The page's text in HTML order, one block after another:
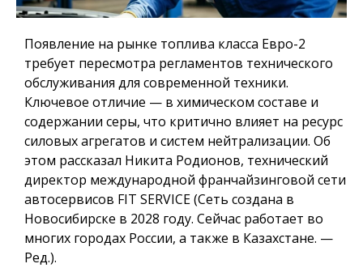
Появление на рынке топлива класса Евро-2
требует пересмотра регламентов технического
обслуживания для современной техники.
Ключевое отличие — в химическом составе и
содержании серы, что критично влияет на ресурс
силовых агрегатов и систем нейтрализации. Об
этом рассказал Никита Родионов, технический
директор международной франчайзинговой сети
автосервисов FIT SERVICE (Сеть создана в
Новосибирске в 2028 году. Сейчас работает во
многих городах России, а также в Казахстане. —
Ред.).